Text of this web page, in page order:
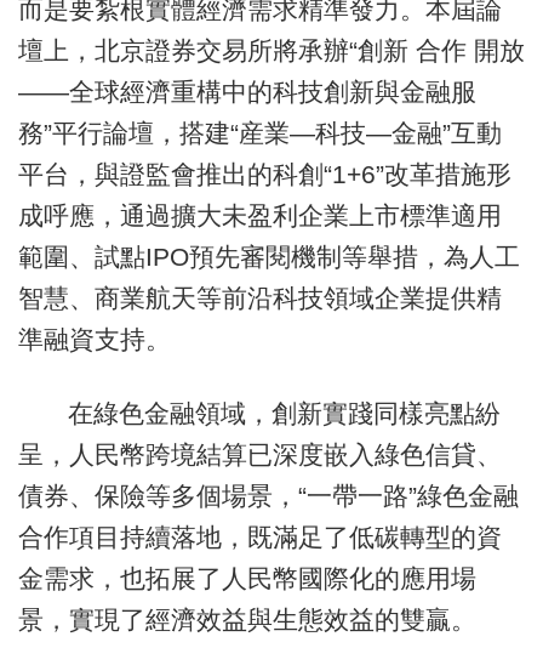
而是要紮根實體經濟需求精準發力。本屆論
壇上，北京證券交易所將承辦“創新 合作 開放
——全球經濟重構中的科技創新與金融服
務”平行論壇，搭建“産業—科技—金融”互動
平台，與證監會推出的科創“1+6”改革措施形
成呼應，通過擴大未盈利企業上市標準適用
範圍、試點IPO預先審閱機制等舉措，為人工
智慧、商業航天等前沿科技領域企業提供精
準融資支持。
在綠色金融領域，創新實踐同樣亮點紛
呈，人民幣跨境結算已深度嵌入綠色信貸、
債券、保險等多個場景，“一帶一路”綠色金融
合作項目持續落地，既滿足了低碳轉型的資
金需求，也拓展了人民幣國際化的應用場
景，實現了經濟效益與生態效益的雙贏。